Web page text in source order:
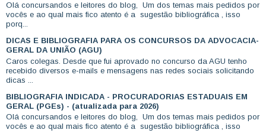
Olá concursandos e leitores do blog, Um dos temas mais pedidos por
vocês e ao qual mais fico atento é a sugestão bibliográfica , isso
porq...
DICAS E BIBLIOGRAFIA PARA OS CONCURSOS DA ADVOCACIA-
GERAL DA UNIÃO (AGU)
Caros colegas. Desde que fui aprovado no concurso da AGU tenho
recebido diversos e-mails e mensagens nas redes sociais solicitando
dicas ...
BIBLIOGRAFIA INDICADA - PROCURADORIAS ESTADUAIS EM
GERAL (PGEs) - (atualizada para 2026)
Olá concursandos e leitores do blog, Um dos temas mais pedidos por
vocês e ao qual mais fico atento é a sugestão bibliográfica , isso